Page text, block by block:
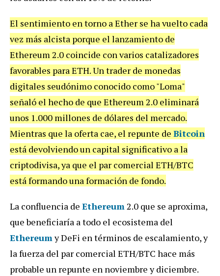
El sentimiento en torno a Ether se ha vuelto cada
vez más alcista porque el lanzamiento de
Ethereum 2.0 coincide con varios catalizadores
favorables para ETH. Un trader de monedas
digitales seudónimo conocido como "Loma"
señaló el hecho de que Ethereum 2.0 eliminará
unos 1.000 millones de dólares del mercado.
Mientras que la oferta cae, el repunte de Bitcoin
está devolviendo un capital significativo a la
criptodivisa, ya que el par comercial ETH/BTC
está formando una formación de fondo.
La confluencia de Ethereum2.0 que se aproxima,
que beneficiaría a todo el ecosistema del
Ethereumy DeFi en términos de escalamiento, y
la fuerza del par comercial ETH/BTC hace más
probable un repunte en noviembre y diciembre.